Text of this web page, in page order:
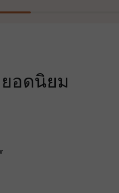
บประกันกำไรเพิ่มสามเท่า
อน เทรดอย่างมั่นใจ — เงินทุน
ทุกการ
เทรดแ
อตของ
$333 — เลือกของข
ยอดนิยม
สำหรับเทรดเดอร์